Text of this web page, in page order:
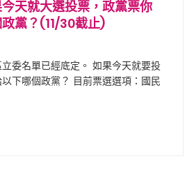
天就大選投票，政黨票你
黨？(11/30截止)
委名單已經底定。 如果今天就要投
下哪個政黨？ 目前票選選項：國民